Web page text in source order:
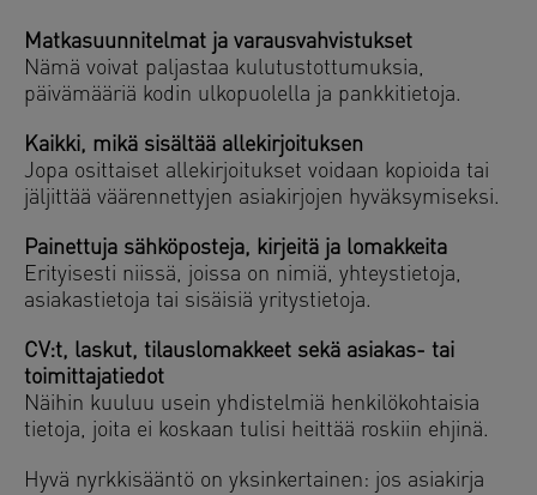
Matkasuunnitelmat ja varausvahvistukset
Nämä voivat paljastaa kulutustottumuksia,
päivämääriä kodin ulkopuolella ja pankkitietoja.
Kaikki, mikä sisältää allekirjoituksen
Jopa osittaiset allekirjoitukset voidaan kopioida tai
jäljittää väärennettyjen asiakirjojen hyväksymiseksi.
Painettuja sähköposteja, kirjeitä ja lomakkeita
Erityisesti niissä, joissa on nimiä, yhteystietoja,
asiakastietoja tai sisäisiä yritystietoja.
CV:t, laskut, tilauslomakkeet sekä asiakas- tai
toimittajatiedot
Näihin kuuluu usein yhdistelmiä henkilökohtaisia
tietoja, joita ei koskaan tulisi heittää roskiin ehjinä.
Hyvä nyrkkisääntö on yksinkertainen: jos asiakirja